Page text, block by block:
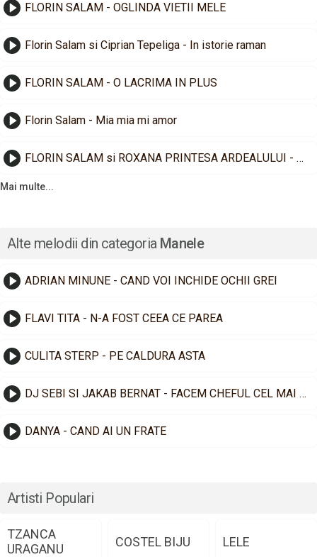
FLORIN SALAM - OGLINDA VIETII MELE
Florin Salam si Ciprian Tepeliga - In istorie raman
FLORIN SALAM - O LACRIMA IN PLUS
Florin Salam - Mia mia mi amor
FLORIN SALAM si ROXANA PRINTESA ARDEALULUI - SUNT BLESTEMATA DE IUBIRE
Mai multe...
Alte melodii din categoria Manele
ADRIAN MINUNE - CAND VOI INCHIDE OCHII GREI
FLAVI TITA - N-A FOST CEEA CE PAREA
CULITA STERP - PE CALDURA ASTA
DJ SEBI SI JAKAB BERNAT - FACEM CHEFUL CEL MAI TARE
DANYA - CAND AI UN FRATE
Artisti Populari
TZANCA
URAGANU
COSTEL BIJU LELE